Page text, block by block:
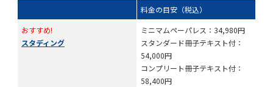
料金の目安（税込）
おすすめ!
スタディング
ミニマムペーパレス：34,980円
スタンダード冊子テキスト付：
54,000円
コンプリート冊子テキスト付：
58,400円